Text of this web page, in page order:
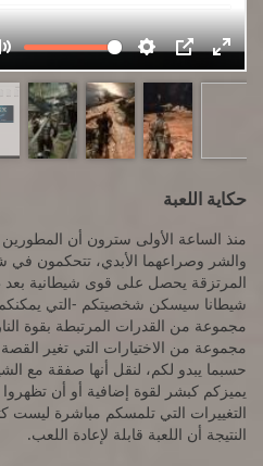
حكاية اللعبة
منذ الساعة الأولى سترون أن المطورين
المرتزقة يحصل على قوى شيطانية
شيطانا سيسكن شخصيتكم -التي يمكنكم
مجموعة من القدرات المرتبطة بقوة
مجموعة من الاختيارات التي تغير القصة
حسبما يبدو لكم، لنقل أنها صفقة مع
يميزكم كبشر لقوة إضافية أو أن
التغييرات التي تلمسكم مباشرة ليست
النتيجة أن اللعبة قابلة لإعادة اللعب.